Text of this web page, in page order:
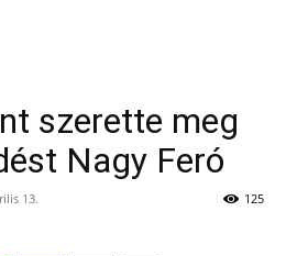
szerette meg
Nagy Feró
13. 125